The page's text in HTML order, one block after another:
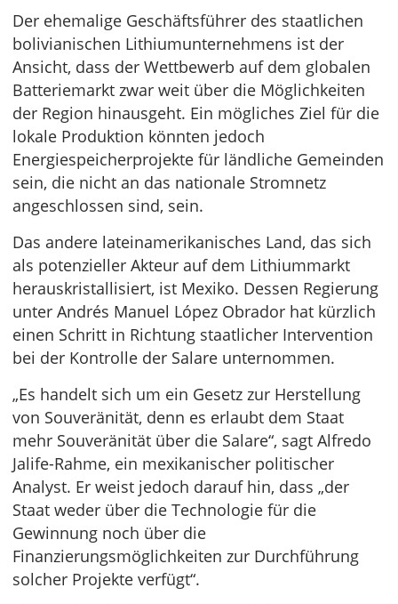
Der ehemalige Geschäftsführer des staatlichen
bolivianischen Lithiumunternehmens ist der
Ansicht, dass der Wettbewerb auf dem globalen
Batteriemarkt zwar weit über die Möglichkeiten
der Region hinausgeht. Ein mögliches Ziel für die
lokale Produktion könnten jedoch
Energiespeicherprojekte für ländliche Gemeinden
sein, die nicht an das nationale Stromnetz
angeschlossen sind, sein.
Das andere lateinamerikanisches Land, das sich
als potenzieller Akteur auf dem Lithiummarkt
herauskristallisiert, ist Mexiko. Dessen Regierung
unter Andrés Manuel López Obrador hat kürzlich
einen Schritt in Richtung staatlicher Intervention
bei der Kontrolle der Salare unternommen.
„Es handelt sich um ein Gesetz zur Herstellung
von Souveränität, denn es erlaubt dem Staat
mehr Souveränität über die Salare“, sagt Alfredo
Jalife-Rahme, ein mexikanischer politischer
Analyst. Er weist jedoch darauf hin, dass „der
Staat weder über die Technologie für die
Gewinnung noch über die
Finanzierungsmöglichkeiten zur Durchführung
solcher Projekte verfügt“.